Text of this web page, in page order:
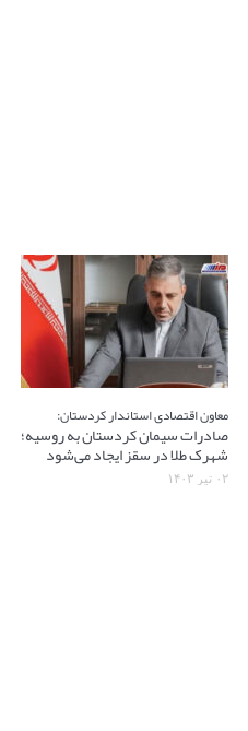
معاون اقتصادی استاندار کردستان:
صادرات سیمان کردستان به روسیه؛
شهرک طلا در سقز ایجاد می‌شود
۰۲ تیر ۱۴۰۳